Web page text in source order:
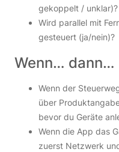
gekoppelt / unklar)?
Wird parallel mit
gesteuert (ja/nein)?
Wenn… dann…
Wenn der
über
bevor du Geräte
Wenn die App das
zuerst Netzwerk